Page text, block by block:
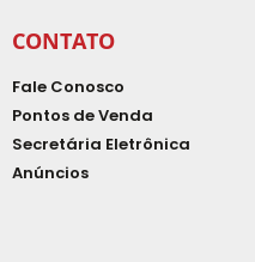
CONTATO
Fale Conosco
Pontos de Venda
Secretária Eletrônica
Anúncios